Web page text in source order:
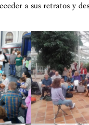
a sus retratos y